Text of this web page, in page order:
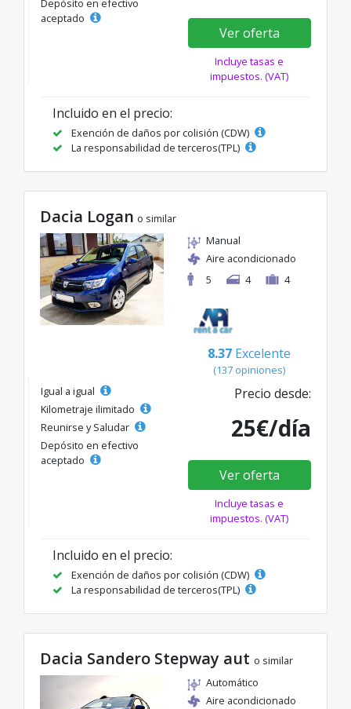
Depósito en efectivo
aceptado
Ver oferta
Incluye tasas e
impuestos. (VAT)
Incluido en el precio:
Exención de daños por colisión (CDW)
La responsabilidad de terceros(TPL)
Dacia Logan o similar
Manual
Aire acondicionado
5
4 4
8.37 Excelente
(137 opiniones)
Igual a igual
Kilometraje ilimitado
Reunirse y Saludar
Depósito en efectivo
aceptado
Precio desde:
25€/día
Ver oferta
Incluye tasas e
impuestos. (VAT)
Incluido en el precio:
Exención de daños por colisión (CDW)
La responsabilidad de terceros(TPL)
Dacia Sandero Stepway aut o similar
Automático
Aire acondicionado